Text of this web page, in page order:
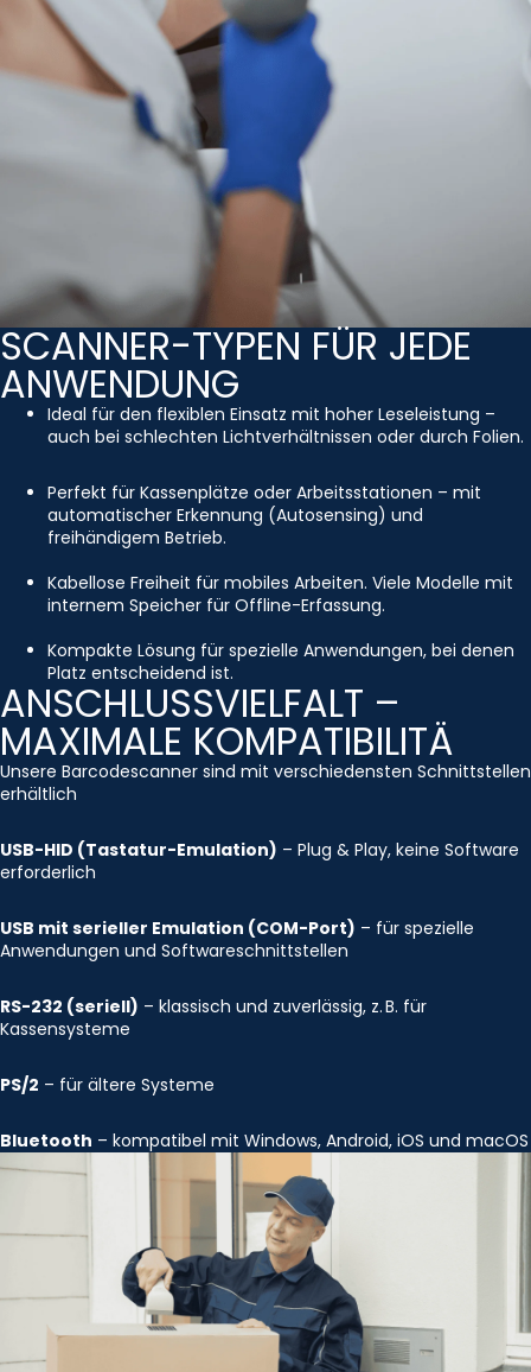
SCANNER-TYPEN FÜR JEDE
ANWENDUNG
Ideal für den flexiblen Einsatz mit hoher Leseleistung –
auch bei schlechten Lichtverhältnissen oder durch Folien.
Perfekt für Kassenplätze oder Arbeitsstationen – mit
automatischer Erkennung (Autosensing) und
freihändigem Betrieb.
Kabellose Freiheit für mobiles Arbeiten. Viele Modelle mit
internem Speicher für Offline-Erfassung.
Kompakte Lösung für spezielle Anwendungen, bei denen
Platz entscheidend ist.
ANSCHLUSSVIELFALT –
MAXIMALE KOMPATIBILITÄ
Unsere Barcodescanner sind mit verschiedensten Schnittstellen
erhältlich
USB-HID (Tastatur-Emulation) – Plug & Play, keine Software
erforderlich
USB mit serieller Emulation (COM-Port) – für spezielle
Anwendungen und Softwareschnittstellen
RS-232 (seriell) – klassisch und zuverlässig, z. B. für
Kassensysteme
PS/2 – für ältere Systeme
Bluetooth – kompatibel mit Windows, Android, iOS und macOS